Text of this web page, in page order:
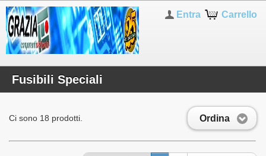
Carrello
Entra
Fusibili Speciali
Ordina
Ci sono 18 prodotti.